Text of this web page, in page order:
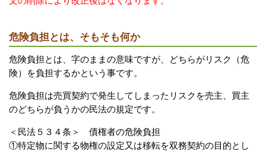
危険負担とは、そもそも何か
危険負担とは、字のままの意味ですが、どちらがリスク（危
険）を負担するかという事です。
危険負担は売買契約で発生してしまったリスクを売主、買主
のどちらが負うかの民法の規定です。
＜民法５３４条＞
債権者の危険負担
①特定物に関する物権の設定又は移転を双務契約の目的とし